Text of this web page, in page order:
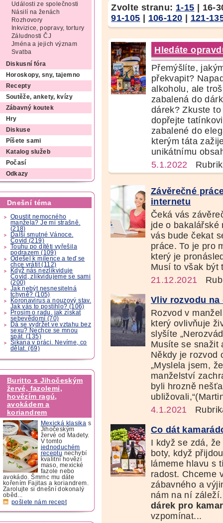
Události ze společnosti
Násilí na ženách
Rozhovory
Inkvizice, popravy, tortury
Záludnosti ČJ
Jména a jejich význam
Svatba
Diskusní fóra
Horoskopy, sny, tajemno
Recepty
Soutěže, ankety, kvízy
Zábavný koutek
Hry
Diskuse
Píšete sami
Katalog služeb
Počasí
Odkazy
Dnešní téma
Opustit nemocného
manžela? Je mi strašně.
(218)
Další smutné Vánoce.
Covid (219)
Touhu po dítěti vyřešila
podrazem (109)
Odešel k milence a teď se
chce vrátit (112)
Když nás nezlikviduje
Covid, zlikvidujeme se sami
(200)
Jak nebýt nesnesitelná
tchyně? (105)
Koronavirus a nouzový stav.
Jak vás to postihlo? (106)
Prosím o radu, jak získat
sebevědomí (70)
Dá se vydržet ve vztahu bez
sexu? Nechce se mnou
spát. (135)
Šikana v práci. Nevíme, co
dělat. (69)
Buritto s Jihočeským
žervé, fazolemi,
hovězím ragú,
avokádem a
koriandrem
Mexická klasika s
Jihočeským
žervé od Madety.
V tomto
jednoduchém
receptu nechybí
kvalitní hovězí
maso, mexické
fazole nebo
avokádo. Šmrnc mu dáte
kořením Fajitas a koriandrem.
Zarolujte si dnešní dokonalý
oběd...
pošlete nám recept
Zvolte stranu: 1-15
16-
91-105
106-120 121-
Hledáte
Přemýšlíte,
překvapit?
alkoholu, ale
zabalená do
dárek? Zkuste
dopřejte
zabalené do
kterým táta
unikátnímu
5.1.2022
Závěrečné
internetu
Čeká vás
jde o bakalářské
vás bude čekat
práce. To je pro
který je
Musí to však být
21.12.2021
Vliv rozvodu na
Rozvod v
který ovlivňuje
slyšíte
Musíte se snažit
Někdy je rozvod
„Myslela jsem,
manželství
byli hrozně
4.1.2021
Co dát
I když se zdá,
boty, když
lámeme hlavu s
radost. Chceme
zábavného a
nám na ní
dárek pro
vzpomínat...